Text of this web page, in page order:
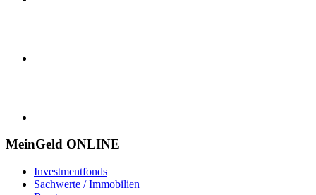
MeinGeld ONLINE
Investmentfonds
Sachwerte / Immobilien